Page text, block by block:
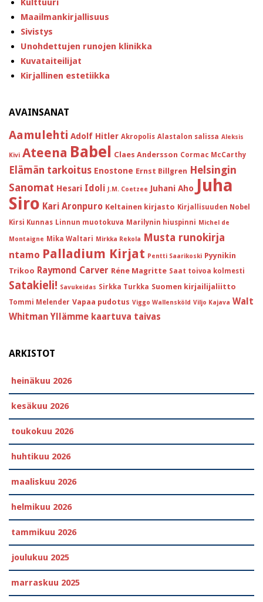
Kulttuuri
Maailmankirjallisuus
Sivistys
Unohdettujen runojen klinikka
Kuvataiteilijat
Kirjallinen estetiikka
AVAINSANAT
Aamulehti Adolf Hitler Akropolis Alastalon salissa Aleksis
Kivi Ateena Babel Claes Andersson Cormac McCarthy
Elämän tarkoitus Enostone Ernst Billgren Helsingin
Sanomat Hesari Idoli J.M. Coetzee Juhani Aho Juha
Siro Kari Aronpuro Keltainen kirjasto Kirjallisuuden Nobel
Kirsi Kunnas Linnun muotokuva Marilynin hiuspinni Michel de
Montaigne Mika Waltari Mirkka Rekola Musta runokirja
ntamo Palladium Kirjat Pentti Saarikoski Pyynikin
Trikoo Raymond Carver Réne Magritte Saat toivoa kolmesti
Satakieli! Savukeidas Sirkka Turkka Suomen kirjailijaliitto
Tommi Melender Vapaa pudotus Viggo Wallensköld Viljo Kajava Walt
Whitman Yllämme kaartuva taivas
ARKISTOT
heinäkuu 2026
kesäkuu 2026
toukokuu 2026
huhtikuu 2026
maaliskuu 2026
helmikuu 2026
tammikuu 2026
joulukuu 2025
marraskuu 2025